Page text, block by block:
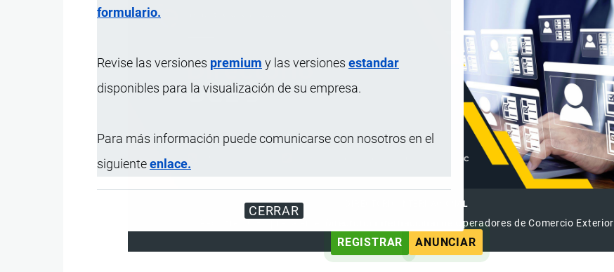
formulario.
Revise las versiones premium y las versiones estandar
disponibles para la visualización de su empresa.
Para más información puede comunicarse con nosotros en el
siguienteenlace.
CERRAR DIRECTORIO INTERNACIONAL
Registre su Empresa en el Directorio Internacional de Operadores de Comercio Exterior
REGISTRAR ANUNCIAR